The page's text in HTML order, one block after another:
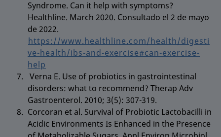
Syndrome. Can it help with symptoms?
Healthline. March 2020. Consultado el 2 de mayo
de 2022.
https://www.healthline.com/health/digesti
ve-health/ibs-and-exercise#can-exercise-
help
Verna E. Use of probiotics in gastrointestinal
disorders: what to recommend? Therap Adv
Gastroenterol. 2010; 3(5): 307-319.
Corcoran et al. Survival of Probiotic Lactobacilli in
Acidic Environments Is Enhanced in the Presence